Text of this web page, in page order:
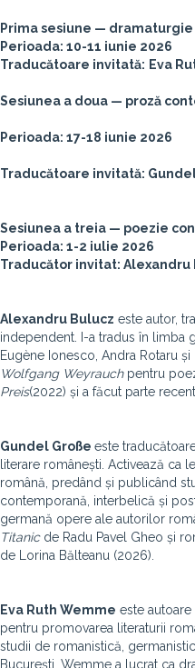
Prima sesiune — dramaturgie
Perioada: 10-11 iunie 2026
Traducătoare invitată: Eva
Sesiunea a doua — proză
Perioada: 17-18 iunie 2026
Traducătoare invitată:
Sesiunea a treia — poezie
Perioada: 1-2 iulie 2026
Traducător invitat: Alexandru
Alexandru Bulucz este autor,
independent. I-a tradus în limba
Eugène Ionesco, Andra Rotaru
Wolfgang Weyrauch pentru
Preis(2022) și a făcut parte
Gundel Große este
literare românești. Activează ca
română, predând și publicând
contemporană, interbelică și
germană opere ale autorilor
Titanic de Radu Pavel Gheo și
de Lorina Bălteanu (2026).
Eva Ruth Wemme este
pentru promovarea literaturii
studii de romanistică,
București, Wemme a lucrat ca